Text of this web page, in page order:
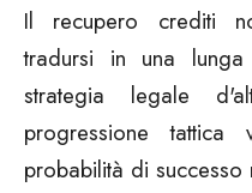
Il recupero crediti
tradursi in una
strategia legale
progressione
probabilità di